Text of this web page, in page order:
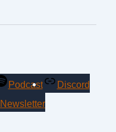
Podcast
Discord
Newsletter